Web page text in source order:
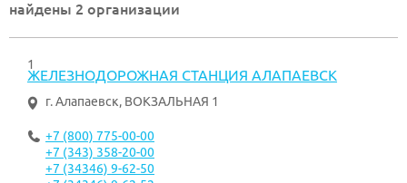
найдены 2 организации
1
ЖЕЛЕЗНОДОРОЖНАЯ СТАНЦИЯ АЛАПАЕВСК
г. Алапаевск, ВОКЗАЛЬНАЯ 1
+7 (800) 775-00-00
+7 (343) 358-20-00
+7 (34346) 9-62-50